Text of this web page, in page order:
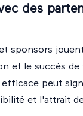
des
sponsors
et le succès de
efficace peut
et l'attrait